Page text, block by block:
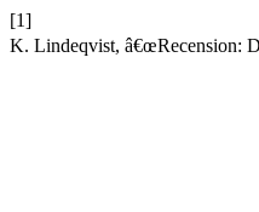
[1]
K. Lindeqvist, â€œRecension: